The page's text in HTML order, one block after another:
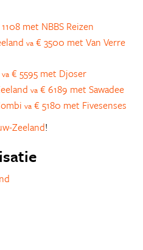
met NBBS Reizen
va € 3500 met Van Verre
va € 5595 met Djoser
va € 6189 met Sawadee
va € 5180 met Fivesenses
Zeeland!